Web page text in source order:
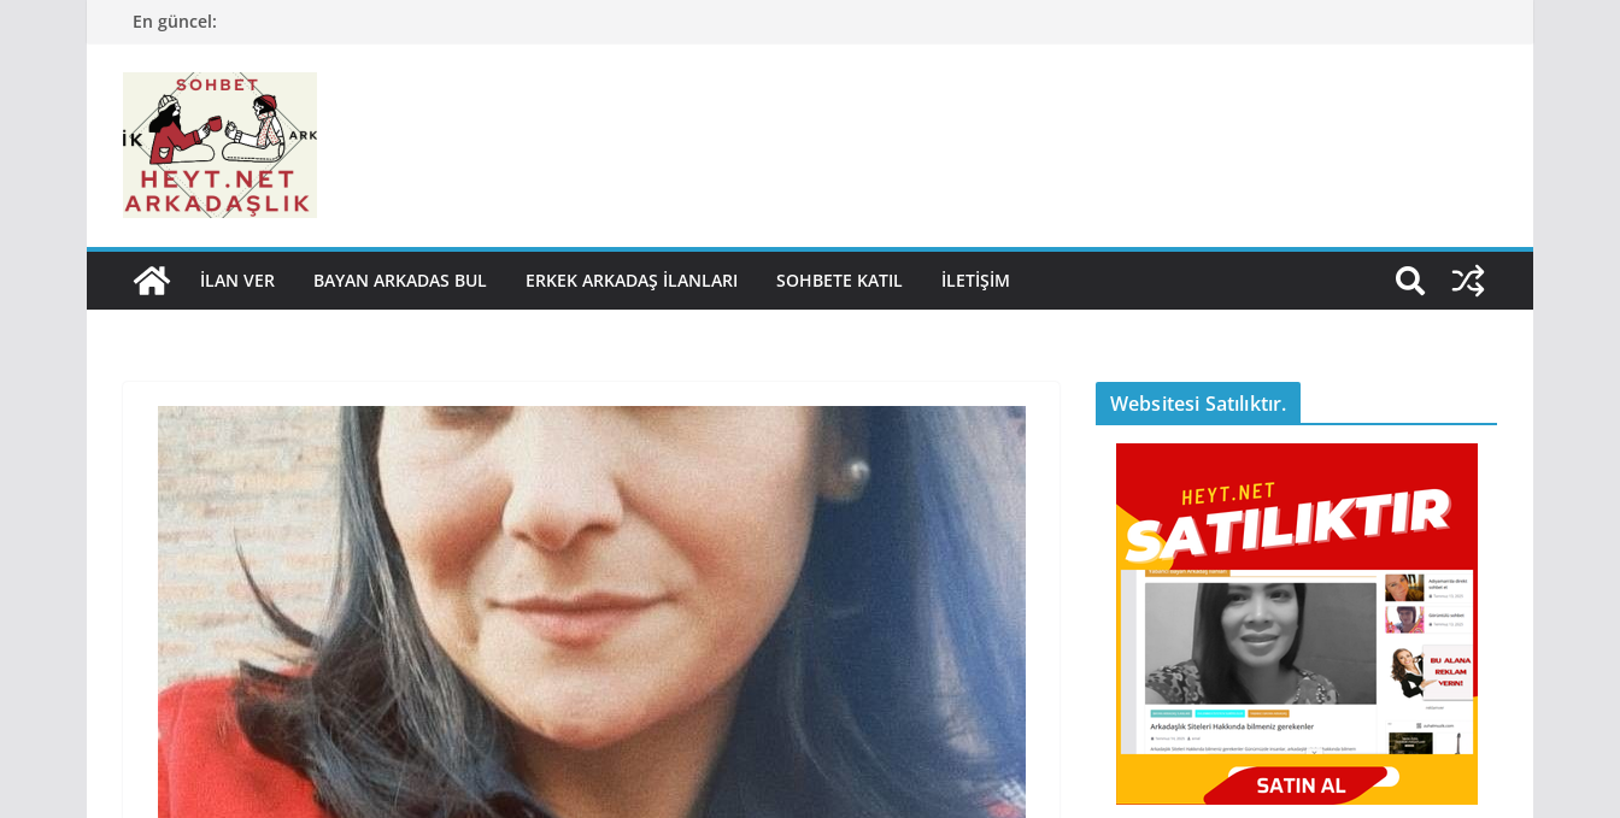
En güncel:
İLAN VER BAYAN ARKADAS BUL ERKEK ARKADAŞ İLANLARI SOHBETE KATIL İLETIŞIM
Websitesi Satılıktır.